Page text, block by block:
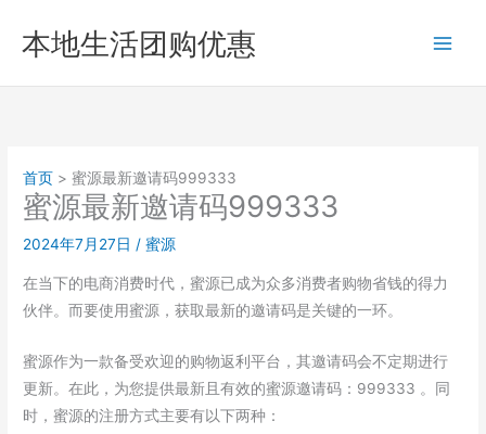
本地生活团购优惠
首页 蜜源最新邀请码999333
蜜源最新邀请码999333
2024年7月27日/蜜源
在当下的电商消费时代，蜜源已成为众多消费者购物省钱的得力
伙伴。而要使用蜜源，获取最新的邀请码是关键的一环。
蜜源作为一款备受欢迎的购物返利平台，其邀请码会不定期进行
更新。在此，为您提供最新且有效的蜜源邀请码：999333 。同
时，蜜源的注册方式主要有以下两种：